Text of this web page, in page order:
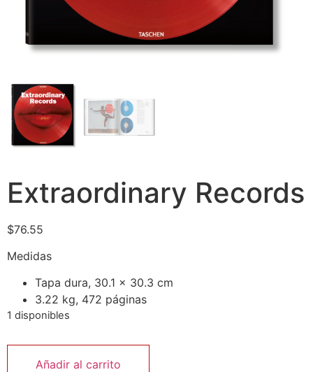
Extraordinary Records
$76.55
Medidas
Tapa dura, 30.1 x 30.3 cm
3.22 kg, 472 páginas
1 disponibles
Añadir al carrito